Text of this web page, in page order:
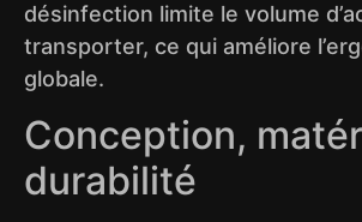
désinfection limite le volume
transporter, ce qui améliore
globale.
Conception,
durabilité